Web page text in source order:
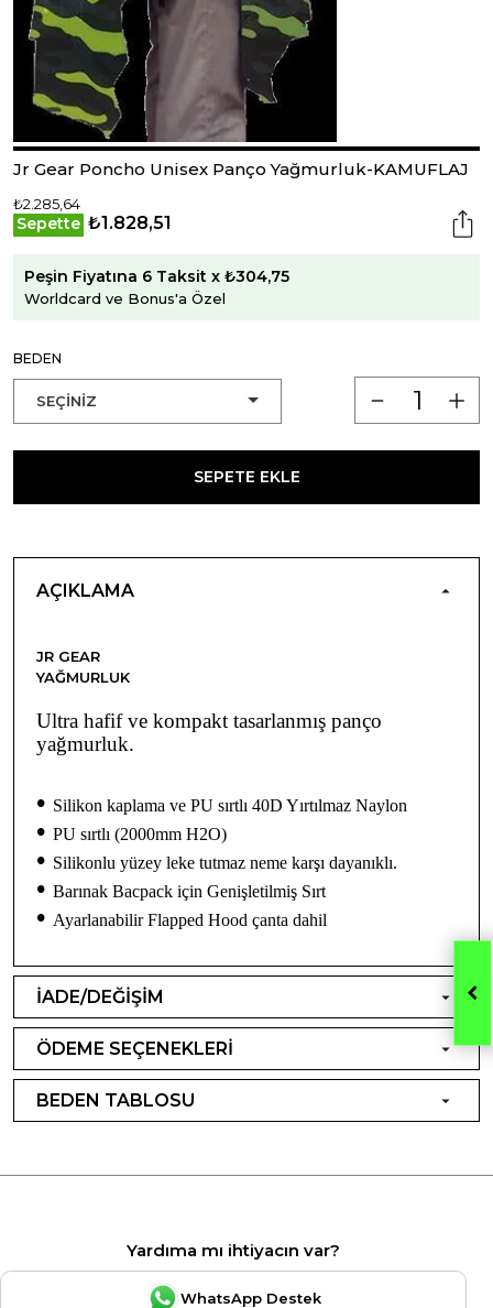
Jr Gear Poncho Unisex Panço Yağmurluk-KAMUFLAJ
₺2.285,64
Sepette ₺1.828,51
Peşin Fiyatına 6 Taksit x ₺304,75
Worldcard ve Bonus'a Özel
BEDEN
SEPETE EKLE
AÇIKLAMA
JR GEAR
YAĞMURLUK
Ultra hafif ve kompakt tasarlanmış panço
yağmurluk.
• Silikon kaplama ve PU sırtlı 40D Yırtılmaz Naylon
• PU sırtlı (2000mm H2O)
• Silikonlu yüzey leke tutmaz neme karşı dayanıklı.
• Barınak Bacpack için Genişletilmiş Sırt
• Ayarlanabilir Flapped Hood çanta dahil
İADE/DEĞİŞİM
ÖDEME SEÇENEKLERİ
BEDEN TABLOSU
Yardıma mı ihtiyacın var?
WhatsApp Destek